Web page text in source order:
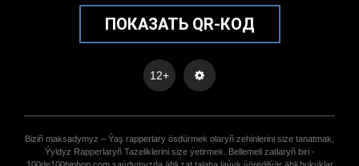
ПОКАЗАТЬ QR-КОД
12+
Biziñ maksadymyz – Ýaş rapperlary ösdürmek olaryñ zehinlerini size tanatmak,
Ýyldyz Rapperlaryñ Tazeliklerini size ýetirmek. Bellemeli zatlaryñ biri -
100de100hiphop.com saýdymyzda ähli zat talaba laýyk ýöredilýär ähli hukuklar